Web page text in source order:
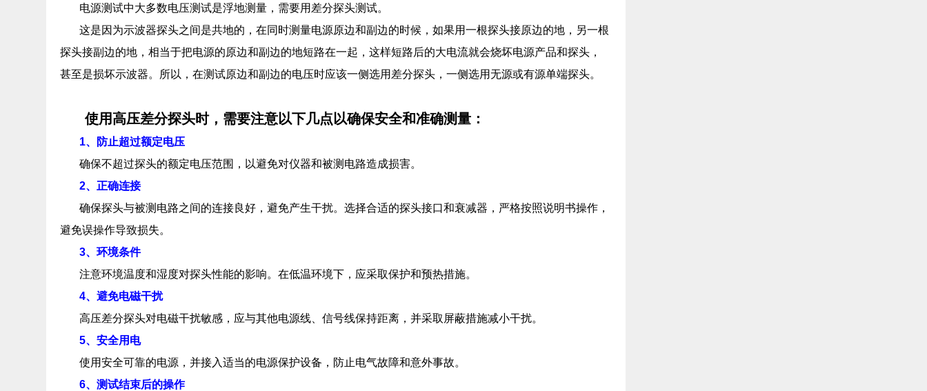
电源测试中大多数电压测试是浮地测量，需要用差分探头测试。
这是因为示波器探头之间是共地的，在同时测量电源原边和副边的时候，如果用一根探头接原边的地，另一根
探头接副边的地，相当于把电源的原边和副边的地短路在一起，这样短路后的大电流就会烧坏电源产品和探头，
甚至是损坏示波器。所以，在测试原边和副边的电压时应该一侧选用差分探头，一侧选用无源或有源单端探头。
使用高压差分探头时，‌需要注意以下几点以确保安全和准确测量：‌
1、防止超过额定电压
确保不超过探头的额定电压范围，‌以避免对仪器和被测电路造成损害。‌
2、正确连接
确保探头与被测电路之间的连接良好，‌避免产生干扰。‌选择合适的探头接口和衰减器，‌严格按照说明书操作，‌
避免误操作导致损失。‌
3、环境条件
注意环境温度和湿度对探头性能的影响。‌在低温环境下，‌应采取保护和预热措施。‌
4、避免电磁干扰
高压差分探头对电磁干扰敏感，‌应与其他电源线、‌信号线保持距离，‌并采取屏蔽措施减小干扰。‌
5、安全用电
使用安全可靠的电源，‌并接入适当的电源保护设备，‌防止电气故障和意外事故。‌
6、测试结束后的操作